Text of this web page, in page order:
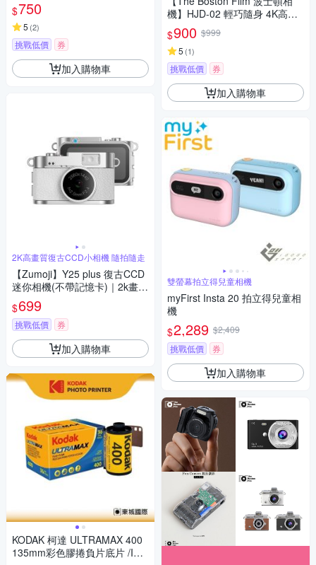
$750
5 (2)
挑戰低價 券
加入購物車
2K高畫質復古CCD小相機 隨拍隨走
【Zumoji】Y25 plus 復古CCD
迷你相機(不帶記憶卡)｜2k畫質
大螢幕 網紅推薦 穿搭配件
$699
挑戰低價 券
加入購物車
KODAK 柯達 ULTRAMAX 400
135mm彩色膠捲負片底片 /ISO
機】HJD-02 輕巧隨身 4K高畫
質迷你單眼數位相機
$900 $999
5 (1)
挑戰低價 券
加入購物車
雙螢幕拍立得兒童相機
myFirst Insta 20 拍立得兒童相
機
$2,289 $2,409
挑戰低價
券
加入購物車